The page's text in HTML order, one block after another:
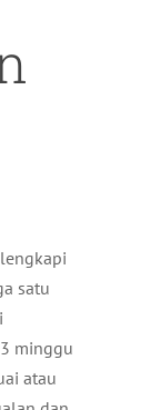
satu
minggu
atau